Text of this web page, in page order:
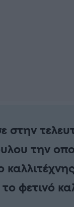
στην
την
φετινό